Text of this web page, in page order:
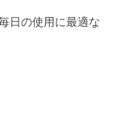
日の使用に最適な